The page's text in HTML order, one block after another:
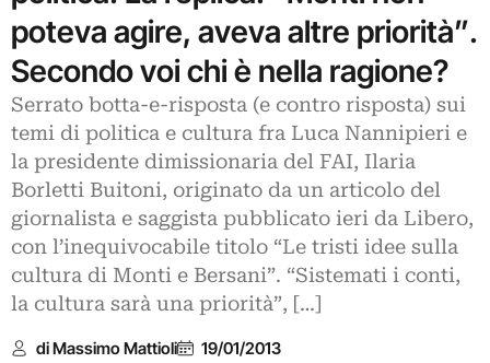
poteva agire, aveva altre priorità”.
Secondo voi chi è nella ragione?
Serrato botta-e-risposta (e contro risposta) sui
temi di politica e cultura fra Luca Nannipieri e
la presidente dimissionaria del FAI, Ilaria
Borletti Buitoni, originato da un articolo del
giornalista e saggista pubblicato ieri da Libero,
con l’inequivocabile titolo “Le tristi idee sulla
cultura di Monti e Bersani”. “Sistemati i conti,
la cultura sarà una priorità”, […]
di Massimo Mattioli 19/01/2013